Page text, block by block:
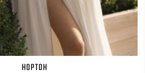
НОРТОН